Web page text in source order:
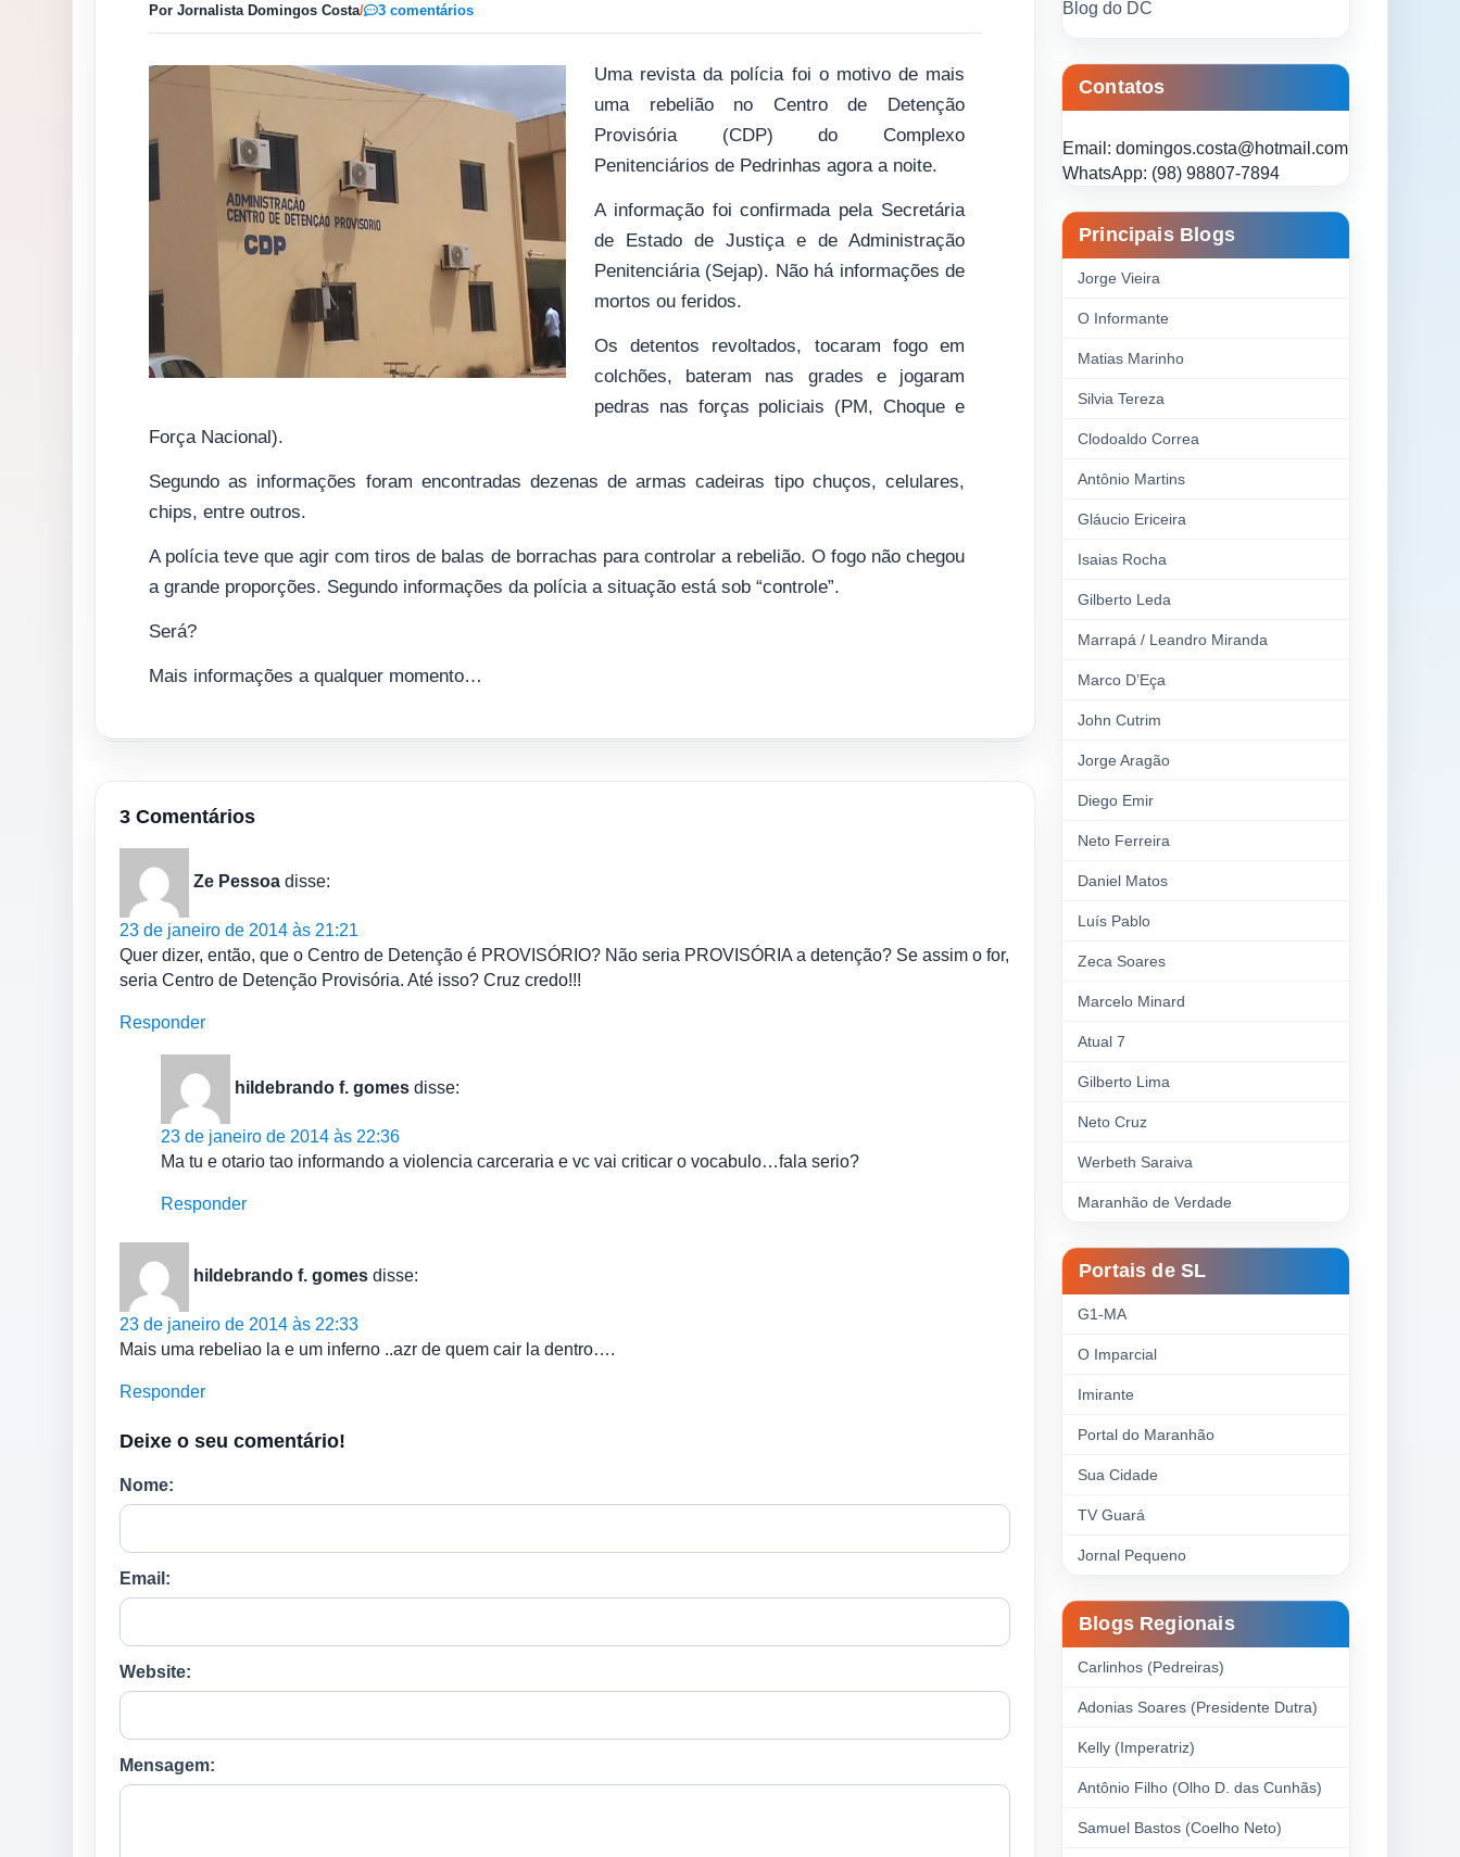
Por Jornalista Domingos Costa/ 3 comentários
Uma revista da polícia foi o motivo de mais
uma rebelião no Centro de Detenção
Provisória (CDP) do Complexo
Penitenciários de Pedrinhas agora a noite.
A informação foi confirmada pela Secretária
de Estado de Justiça e de Administração
Penitenciária (Sejap). Não há informações de
mortos ou feridos.
Os detentos revoltados, tocaram fogo em
colchões, bateram nas grades e jogaram
pedras nas forças policiais (PM, Choque e
Força Nacional).
Segundo as informações foram encontradas dezenas de armas cadeiras tipo chuços, celulares,
chips, entre outros.
A polícia teve que agir com tiros de balas de borrachas para controlar a rebelião. O fogo não chegou
a grande proporções. Segundo informações da polícia a situação está sob “controle”.
Será?
Mais informações a qualquer momento…
3 Comentários
Ze Pessoa disse:
23 de janeiro de 2014 às 21:21
Quer dizer, então, que o Centro de Detenção é PROVISÓRIO? Não seria PROVISÓRIA a detenção? Se assim o for,
seria Centro de Detenção Provisória. Até isso? Cruz credo!!!
Responder
hildebrando f. gomes disse:
23 de janeiro de 2014 às 22:36
Ma tu e otario tao informando a violencia carceraria e vc vai criticar o vocabulo…fala serio?
Responder
hildebrando f. gomes disse:
23 de janeiro de 2014 às 22:33
Mais uma rebeliao la e um inferno ..azr de quem cair la dentro….
Responder
Deixe o seu comentário!
Nome:
Email:
Website:
Mensagem:
Blog do DC
Contatos
Email: domingos.costa@hotmail.com
WhatsApp: (98) 98807-7894
Principais Blogs
Jorge Vieira
O Informante
Matias Marinho
Silvia Tereza
Clodoaldo Correa
Antônio Martins
Gláucio Ericeira
Isaias Rocha
Gilberto Leda
Marrapá / Leandro Miranda
Marco D’Eça
John Cutrim
Jorge Aragão
Diego Emir
Neto Ferreira
Daniel Matos
Luís Pablo
Zeca Soares
Marcelo Minard
Atual 7
Gilberto Lima
Neto Cruz
Werbeth Saraiva
Maranhão de Verdade
Portais de SL
G1-MA
O Imparcial
Imirante
Portal do Maranhão
Sua Cidade
TV Guará
Jornal Pequeno
Blogs Regionais
Carlinhos (Pedreiras)
Adonias Soares (Presidente Dutra)
Kelly (Imperatriz)
Antônio Filho (Olho D. das Cunhãs)
Samuel Bastos (Coelho Neto)